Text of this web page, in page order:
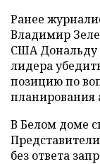
Ранее
Владимир
США Дональду
лидера
позицию по
планирования
В Белом доме
без ответа